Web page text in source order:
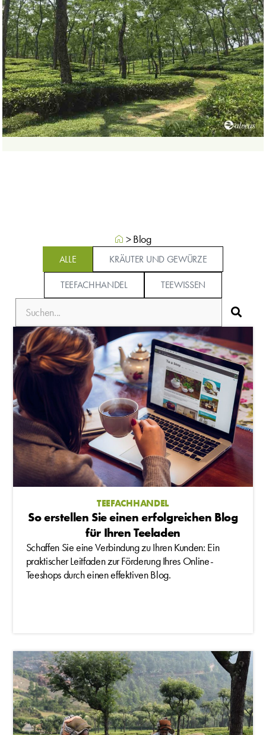
>Blog
KRÄUTER UND GEWÜRZE
TEEFACHHANDEL TEEWISSEN
ALLE
TEEFACHHANDEL
So erstellen Sie einen erfolgreichen Blog
für Ihren Teeladen
Schaffen Sie eine Verbindung zu Ihren Kunden: Ein
praktischer Leitfaden zur Förderung Ihres Online-
Teeshops durch einen effektiven Blog.